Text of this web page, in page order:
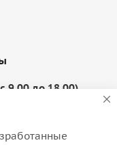
9.00 до 18.00)